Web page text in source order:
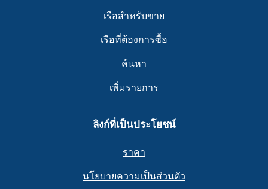
เรือสำหรับขาย
เรือที่ต้องการซื้อ
ค้นหา
เพิ่มรายการ
ลิงก์ที่เป็นประโยชน์
ราคา
นโยบายความเป็นส่วนตัว